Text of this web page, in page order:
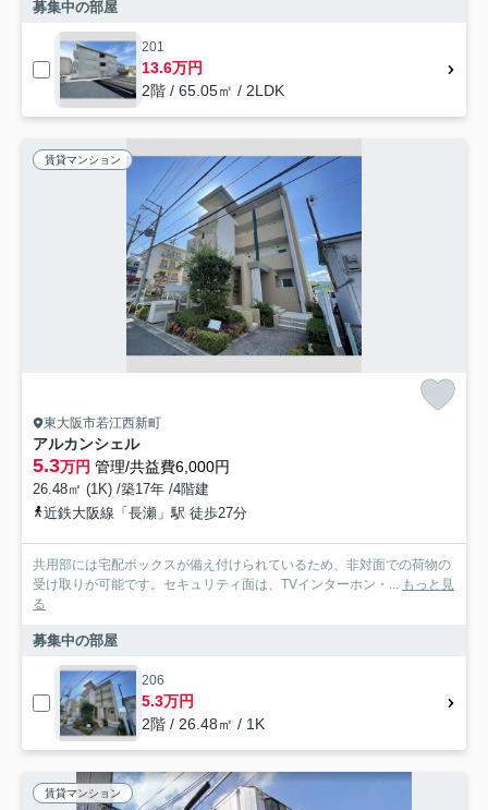
募集中の部屋
201
13.6万円
2階 / 65.05㎡ / 2LDK
賃貸マンション
東大阪市若江西新町
アルカンシェル
5.3万円 管理/共益費6,000円
26.48㎡ (1K) /築17年 /4階建
近鉄大阪線「長瀬」駅 徒歩27分
共用部には宅配ボックスが備え付けられているため、非対面での荷物の
受け取りが可能です。セキュリティ面は、TVインターホン・... もっと見
る
募集中の部屋
206
5.3万円
2階 / 26.48㎡ / 1K
賃貸マンション